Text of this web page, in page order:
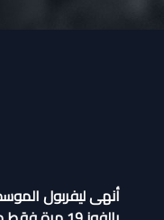
أنهى ليفربول